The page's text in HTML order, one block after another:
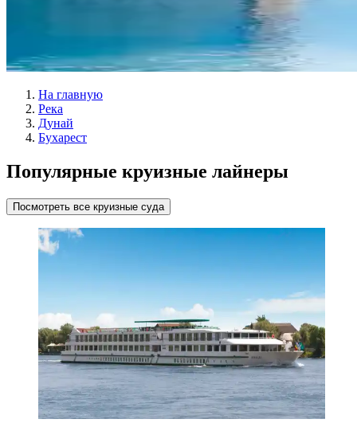
На главную
Река
Дунай
Бухарест
Популярные круизные лайнеры
Посмотреть все круизные суда